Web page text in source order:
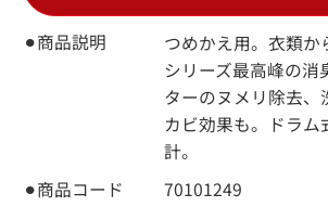
⚫︎商品説明
つめかえ用。衣類か
シリーズ最高峰の消
ターのヌメリ除去、
カビ効果も。ドラ
計。
⚫︎商品コード 70101249